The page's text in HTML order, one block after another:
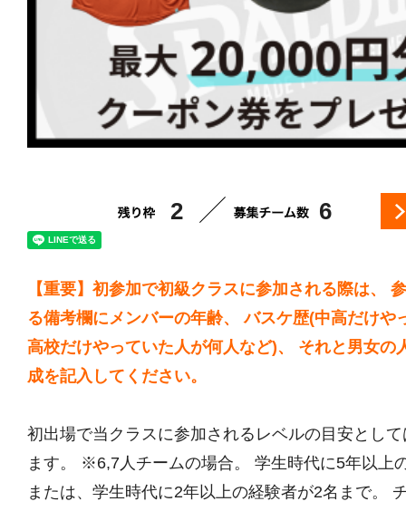
2 6
【重要】初参加で初級クラスに参加される際は、
る備考欄にメンバーの年齢、 バスケ歴(中高だけや
高校だけやっていた人が何人など)、 それと男女の
成を記入してください。
初出場で当クラスに参加されるレベルの目安とし
ます。 ※6,7人チームの場合。 学生時代に5年以上
または、学生時代に2年以上の経験者が2名まで。